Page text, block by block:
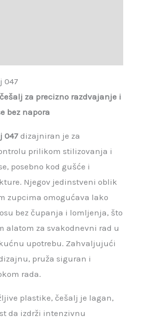
047
za precizno razdvajanje i
bez napora
047dizajniran je za
prilikom stilizovanja i
posebno kod gušće i
Njegov jedinstveni oblik
zupcima omogućava lako
bez čupanja i lomljenja, što
alatom za svakodnevni rad u
upotrebu. Zahvaljujući
pruža siguran i
rada.
plastike, češalj je lagan,
da izdrži intenzivnu